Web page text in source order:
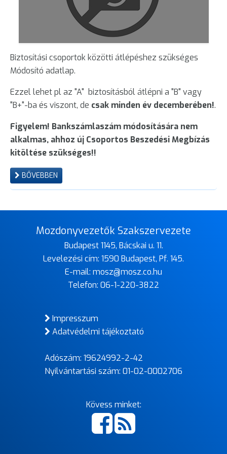
Biztosítási csoportok közötti átlépéshez szükséges
Módosító adatlap.
Ezzel lehet pl az "A" biztosításból átlépni a "B" vagy
"B+"-ba és viszont, de csak minden év decemberében!.
Figyelem! Bankszámlaszám módosítására nem
alkalmas, ahhoz új Csoportos Beszedési Megbízás
kitöltése szükséges!!
BŐVEBBEN
Mozdonyvezetők Szakszervezete
Budapest 1145, Bácskai u. 11.
Levelezési cím: 1590 Budapest, Pf. 145.
E-mail: mosz@mosz.co.hu
Telefon: 06-1-220-3822
Impresszum
Adatvédelmi tájékoztató
Adószám: 19624992-2-42
Nyilvántartási szám: 01-02-0002706
Kövess minket: